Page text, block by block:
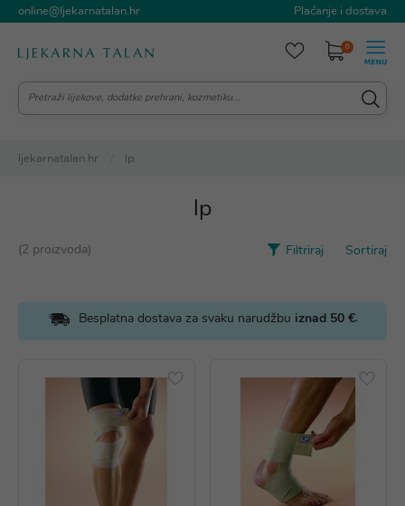
online@ljekarnatalan.hr Plaćanje i dostava
0
ljekarnatalan.hr lp
lp
(2 proizvoda) Filtriraj Sortiraj
Besplatna dostava za svaku narudžbu iznad 50 €.